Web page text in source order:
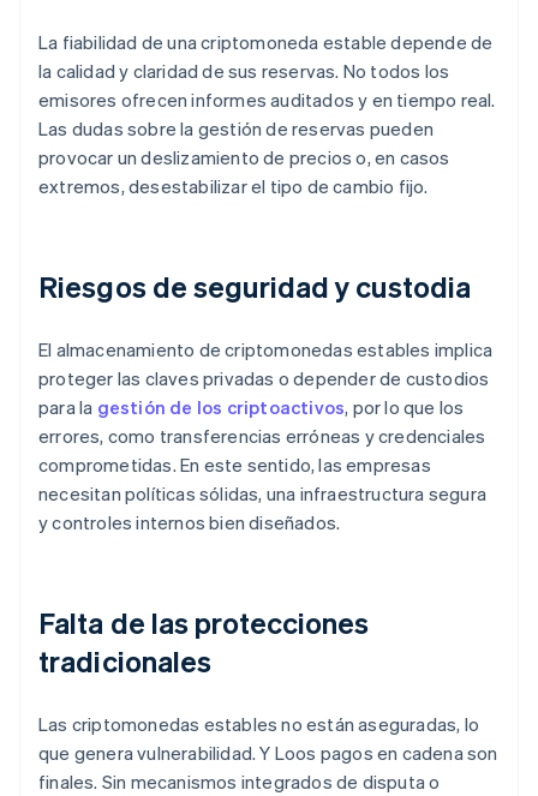
La fiabilidad de una criptomoneda estable depende de
la calidad y claridad de sus reservas. No todos los
emisores ofrecen informes auditados y en tiempo real.
Las dudas sobre la gestión de reservas pueden
provocar un deslizamiento de precios o, en casos
extremos, desestabilizar el tipo de cambio fijo.
Riesgos de seguridad y custodia
El almacenamiento de criptomonedas estables implica
proteger las claves privadas o depender de custodios
para la gestión de los criptoactivos, por lo que los
errores, como transferencias erróneas y credenciales
comprometidas. En este sentido, las empresas
necesitan políticas sólidas, una infraestructura segura
y controles internos bien diseñados.
Falta de las protecciones
tradicionales
Las criptomonedas estables no están aseguradas, lo
que genera vulnerabilidad. Y Loos pagos en cadena son
finales. Sin mecanismos integrados de disputa o